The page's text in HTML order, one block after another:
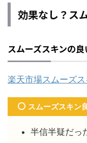
効果なし？ス
スムーズスキンの
楽天市場スムーズス
スムーズスキン
半信半疑だっ